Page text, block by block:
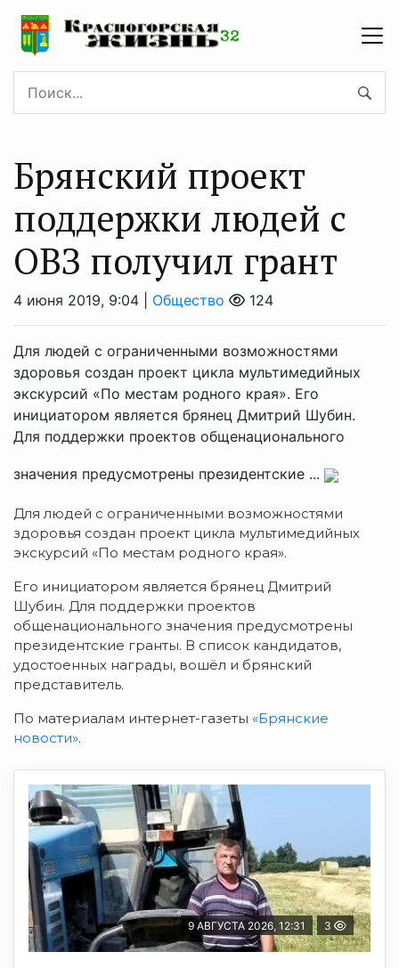
Брянский проект
поддержки людей с
ОВЗ получил грант
4 июня 2019, 9:04 | Общество 124
Для людей с ограниченными возможностями
здоровья создан проект цикла мультимедийных
экскурсий «По местам родного края». Его
инициатором является брянец Дмитрий Шубин.
Для поддержки проектов общенационального
значения предусмотрены президентские ...
Для людей с ограниченными возможностями
здоровья создан проект цикла мультимедийных
экскурсий «По местам родного края».
Его инициатором является брянец Дмитрий
Шубин. Для поддержки проектов
общенационального значения предусмотрены
президентские гранты. В список кандидатов,
удостоенных награды, вошёл и брянский
представитель.
По материалам интернет-газеты «Брянские
новости».
9 АВГУСТА 2026, 12:31 3